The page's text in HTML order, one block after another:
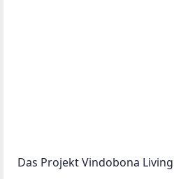
Das Projekt Vindobona